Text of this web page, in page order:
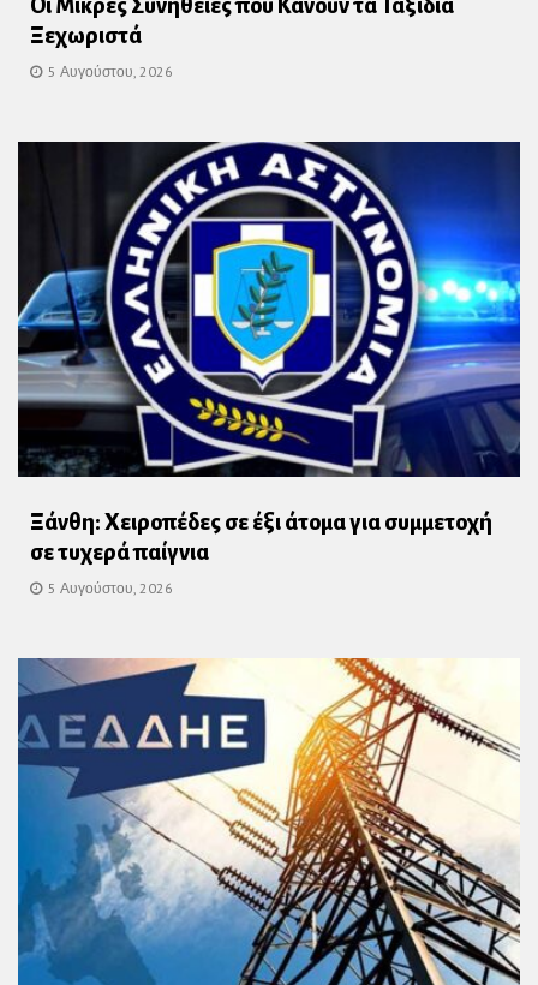
Οι Μικρές Συνήθειες που Κάνουν τα Ταξίδια
Ξεχωριστά
5 Αυγούστου, 2026
Ξάνθη: Χειροπέδες σε έξι άτομα για συμμετοχή
σε τυχερά παίγνια
5 Αυγούστου, 2026